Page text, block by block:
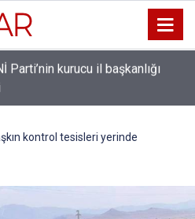
Parti’nin kurucu il başkanlığı
kontrol tesisleri yerinde